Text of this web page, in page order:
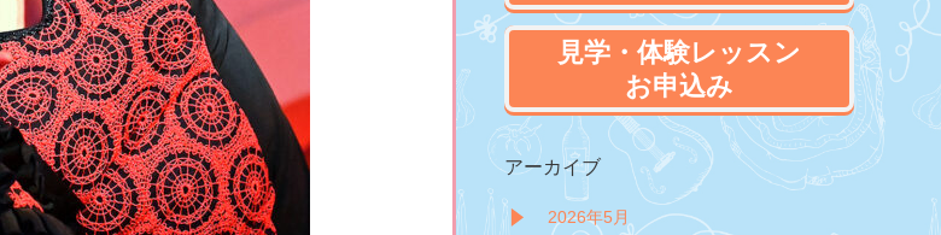
見学・体験レッスン
お申込み
アーカイブ
2026年5月